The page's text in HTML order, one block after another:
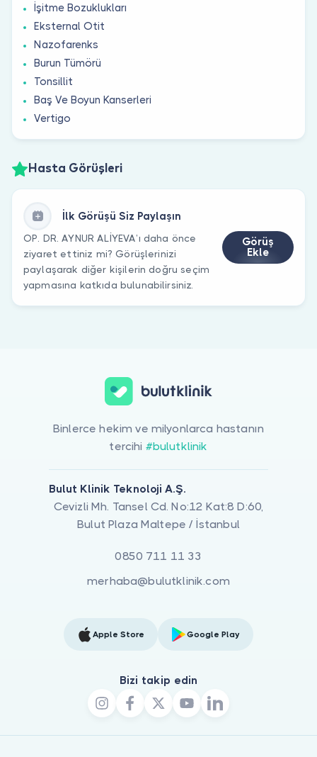
İşitme Bozuklukları
Eksternal Otit
Nazofarenks
Burun Tümörü
Tonsillit
Baş Ve Boyun Kanserleri
Vertigo
Hasta Görüşleri
İlk Görüşü Siz Paylaşın
OP. DR. AYNUR ALİYEVA’ı daha önce
ziyaret ettiniz mi? Görüşlerinizi
paylaşarak diğer kişilerin doğru seçim
yapmasına katkıda bulunabilirsiniz.
Görüş
Ekle
Binlerce hekim ve milyonlarca hastanın
tercihi #bulutklinik
Bulut Klinik Teknoloji A.Ş.
Cevizli Mh. Tansel Cd. No:12 Kat:8 D:60,
Bulut Plaza Maltepe / İstanbul
0850 711 11 33
merhaba@bulutklinik.com
Apple Store Google Play
Bizi takip edin